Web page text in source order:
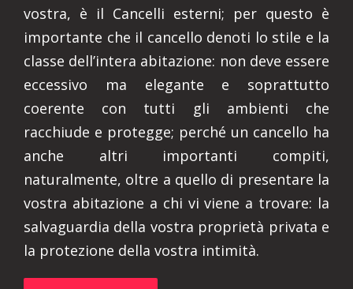
vostra, è il Cancelli esterni; per questo è
importante che il cancello denoti lo stile e la
classe dell’intera abitazione: non deve essere
eccessivo ma elegante e soprattutto
coerente con tutti gli ambienti che
racchiude e protegge; perché un cancello ha
anche altri importanti compiti,
naturalmente, oltre a quello di presentare la
vostra abitazione a chi vi viene a trovare: la
salvaguardia della vostra proprietà privata e
la protezione della vostra intimità.